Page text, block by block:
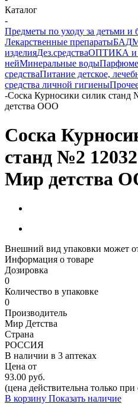
Каталог
-
Предметы по уходу за детьми и
Лекарственные препаратыБАД
изделияДез.средстваОПТИКА и
нейМинеральные воды
средстваПитание детское,
средства личной гигиены
-Соска Курносики силик
детства ООО
Соска
станд №2
Мир детства
Внешний вид упаковки может
Информация о товаре
Дозировка
0
Количество в упаковке
0
Производитель
Мир Детства
Страна
РОССИЯ
В наличии в 3 аптеках
Цена от
93.00 руб.
(цена действительна только
В корзину Показать наличие